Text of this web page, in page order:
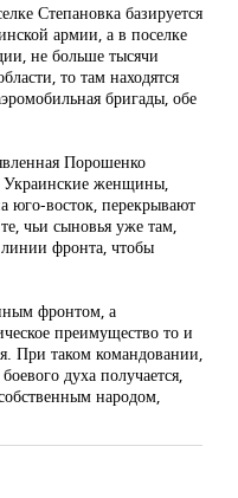
Степановка базируется
армии, а в поселке
не больше тысячи
то там находятся
бригады, обе
Порошенко
Украинские женщины,
юго-восток, перекрывают
чьи сыновья уже там,
фронта, чтобы
фронтом, а
преимущество то и
При таком командовании,
духа получается,
народом,